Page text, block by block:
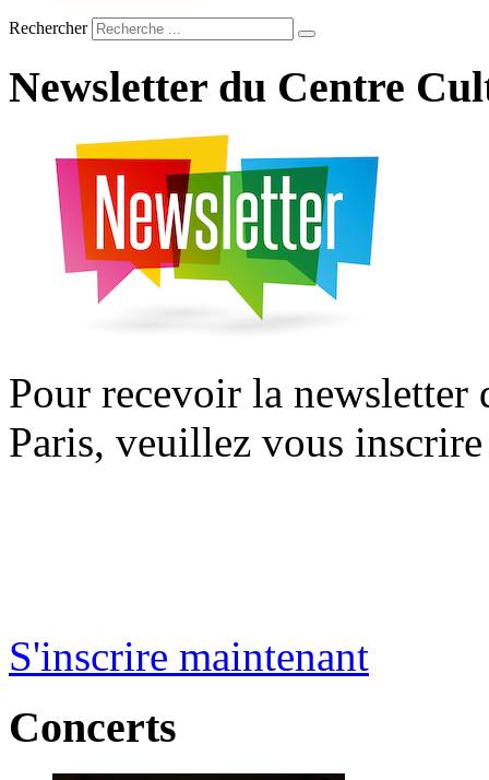
Rechercher
Newsletter du Centre
Pour recevoir la
Paris, veuillez vous
S'inscrire maintenant
Concerts